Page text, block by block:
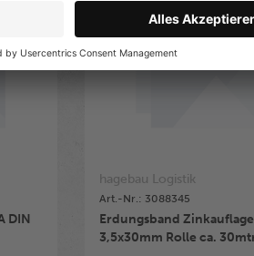
hagebau Logistik
Art.-Nr.: 3088345
Erdungsband